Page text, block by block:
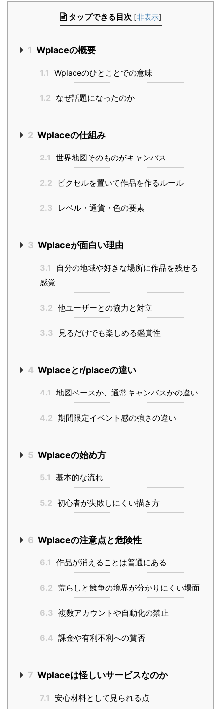
タップできる目次 [非表示]
1 Wplaceの概要
1.1 Wplaceのひとことでの意味
1.2 なぜ話題になったのか
2 Wplaceの仕組み
2.1 世界地図そのものがキャンバス
2.2 ピクセルを置いて作品を作るルール
2.3 レベル・通貨・色の要素
3 Wplaceが面白い理由
3.1
自分の地域や好きな場所に作品を残せる
感覚
3.2 他ユーザーとの協力と対立
3.3 見るだけでも楽しめる鑑賞性
4 Wplaceとr/placeの違い
4.1 地図ベースか、通常キャンバスかの違い
4.2 期間限定イベント感の強さの違い
5 Wplaceの始め方
5.1 基本的な流れ
5.2 初心者が失敗しにくい描き方
6 Wplaceの注意点と危険性
6.1 作品が消えることは普通にある
6.2 荒らしと競争の境界が分かりにくい場面
6.3 複数アカウントや自動化の禁止
6.4 課金や有利不利への賛否
7 Wplaceは怪しいサービスなのか
7.1 安心材料として見られる点